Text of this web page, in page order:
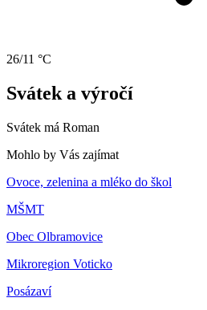
26/11 °C
Svátek a výročí
Svátek má Roman
Mohlo by Vás zajímat
Ovoce, zelenina a mléko do škol
MŠMT
Obec Olbramovice
Mikroregion Voticko
Posázaví